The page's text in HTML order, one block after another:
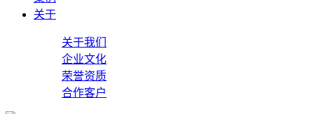
关于
关于我们
企业文化
荣誉资质
合作客户